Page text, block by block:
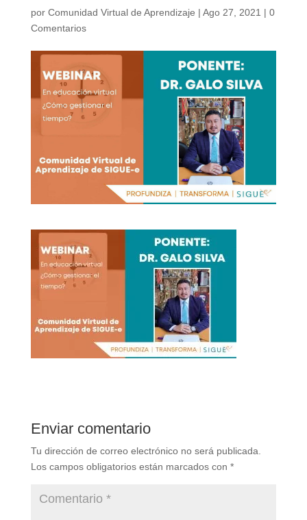
por Comunidad Virtual de Aprendizaje | Ago 27, 2021 | 0
Comentarios
Enviar comentario
Tu dirección de correo electrónico no será publicada.
Los campos obligatorios están marcados con *